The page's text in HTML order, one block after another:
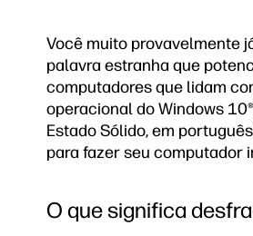
Você muito provavelmente
palavra estranha que
computadores que lidam
operacional do Windows
Estado Sólido, em
para fazer seu computador
O que significa